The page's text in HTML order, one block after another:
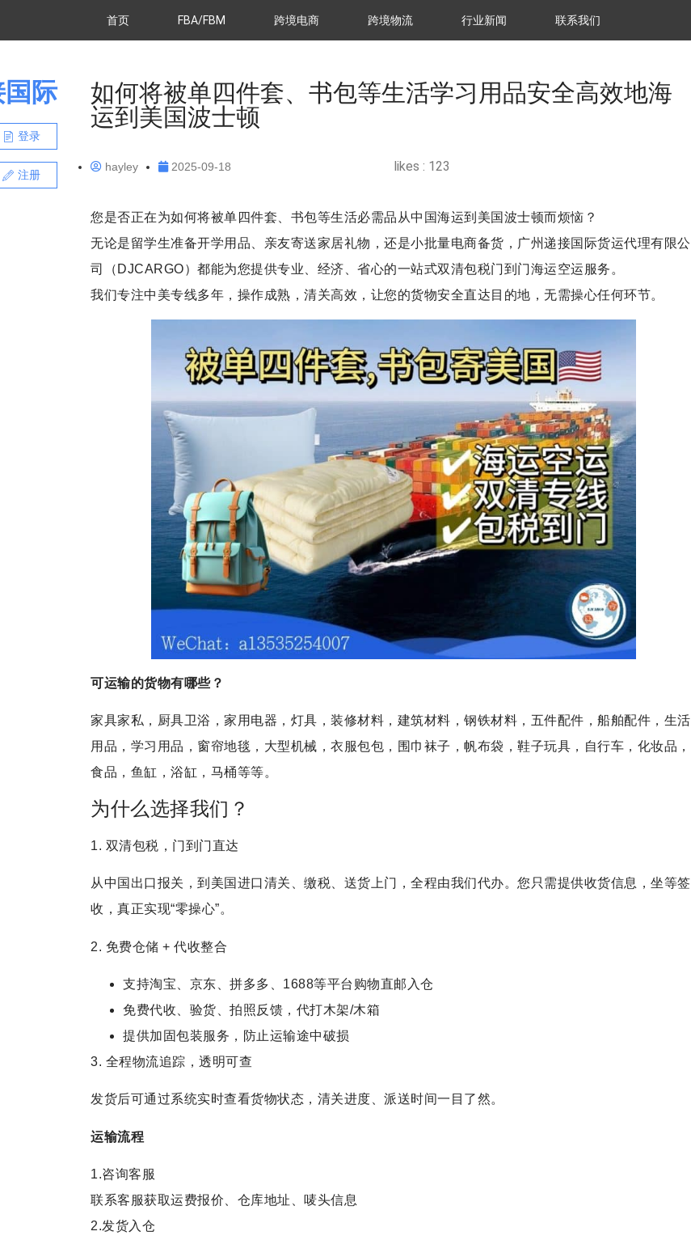
首页 FBA/FBM 跨境电商 跨境物流 行业新闻 联系我们
际
登录
注册
如何将被单四件套、书包等生活学习用品安全高效地海
运到美国波士顿
hayley 2025-09-18 likes : 123
您是否正在为如何将被单四件套、书包等生活必需品从中国海运到美国波士顿而烦恼？
无论是留学生准备开学用品、亲友寄送家居礼物，还是小批量电商备货，广州递接国际货运代理有限公
司（DJCARGO）都能为您提供专业、经济、省心的一站式双清包税门到门海运空运服务。
我们专注中美专线多年，操作成熟，清关高效，让您的货物安全直达目的地，无需操心任何环节。
可运输的货物有哪些？
家具家私，厨具卫浴，家用电器，灯具，装修材料，建筑材料，钢铁材料，五件配件，船舶配件，生活
用品，学习用品，窗帘地毯，大型机械，衣服包包，围巾袜子，帆布袋，鞋子玩具，自行车，化妆品，
食品，鱼缸，浴缸，马桶等等。
为什么选择我们？
1. 双清包税，门到门直达
从中国出口报关，到美国进口清关、缴税、送货上门，全程由我们代办。您只需提供收货信息，坐等签
收，真正实现“零操心”。
2. 免费仓储 + 代收整合
支持淘宝、京东、拼多多、1688等平台购物直邮入仓
免费代收、验货、拍照反馈，代打木架/木箱
提供加固包装服务，防止运输途中破损
3. 全程物流追踪，透明可查
发货后可通过系统实时查看货物状态，清关进度、派送时间一目了然。
运输流程
1.咨询客服
联系客服获取运费报价、仓库地址、唛头信息
2.发货入仓